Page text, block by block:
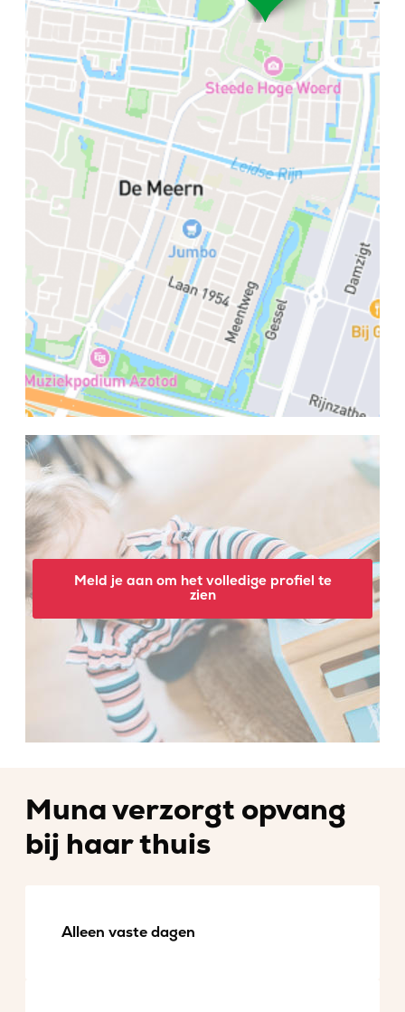
Meld je aan om het volledige profiel te
zien
Muna verzorgt opvang
bij haar thuis
Alleen vaste dagen